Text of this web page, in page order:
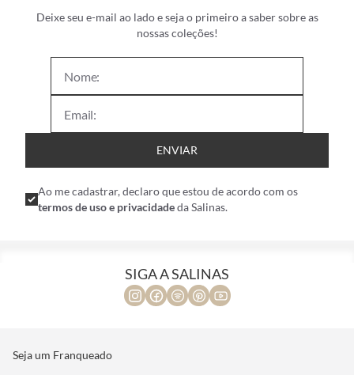
Deixe seu e-mail ao lado e seja o primeiro a saber sobre as
nossas coleções!
ENVIAR
Ao me cadastrar, declaro que estou de acordo com os
termos de uso e privacidadeda Salinas.
SIGA A SALINAS
Seja um Franqueado